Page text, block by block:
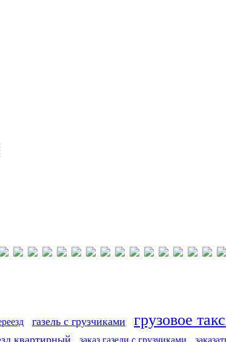
газель с грузчиками грузовое
квартирный заказ газели с грузчиками